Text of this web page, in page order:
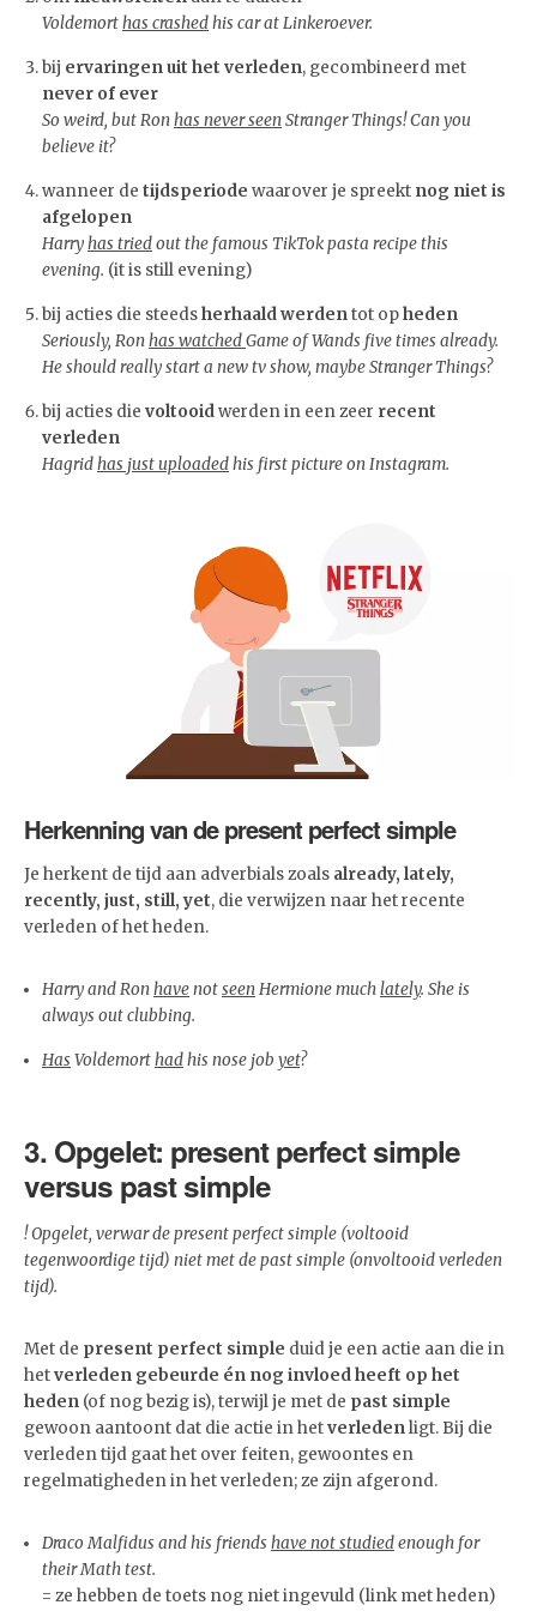
Voldemorthas crashedhis car at Linkeroever.
bij ervaringen uit het verleden, gecombineerd met
never of ever
So weird, but Ronhas never seenStranger Things! Can you
believe it?
wanneer de tijdsperiode waarover je spreekt nog niet is
afgelopen
Harryhas triedout the famous TikTok pasta recipe this
evening. (it is still evening)
bij acties die steedsherhaald werdentot opheden
Seriously, Ronhas watchedGame of Wands five times already.
He should really start a new tv show, maybe Stranger Things?
bij acties die voltooidwerdenin een zeer recent
verleden
Hagridhas just uploadedhis first picture on Instagram.
Herkenning van de present perfect simple
Je herkent de tijd aan adverbials zoals already, lately,
recently, just, still, yet, die verwijzen naar het recente
verleden of het heden.
Harry and RonhavenotseenHermione muchlately. She is
always out clubbing.
Has Voldemorthadhis nose job yet?
3. Opgelet: present perfect simple
versus past simple
! Opgelet, verwar de present perfect simple (voltooid
tegenwoordige tijd) niet met de past simple (onvoltooid verleden
tijd).
Met de present perfect simple duid je een actie aan die in
hetverleden gebeurde én nog invloed heeft op het
heden (of nog bezig is), terwijl je met de past simple
gewoon aantoont dat die actie in hetverledenligt. Bij die
verleden tijd gaat het over feiten, gewoontes en
regelmatigheden in het verleden; ze zijn afgerond.
Draco Malfidus and his friends have not studiedenough for
their Math test.
= ze hebben de toets nog niet ingevuld (link met heden)